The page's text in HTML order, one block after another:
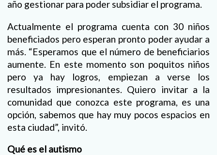
año gestionar para poder subsidiar el programa.
Actualmente el programa cuenta con 30 niños
beneficiados pero esperan pronto poder ayudar a
más. “Esperamos que el número de beneficiarios
aumente. En este momento son poquitos niños
pero ya hay logros, empiezan a verse los
resultados impresionantes. Quiero invitar a la
comunidad que conozca este programa, es una
opción, sabemos que hay muy pocos espacios en
esta ciudad”, invitó.
Qué es el autismo